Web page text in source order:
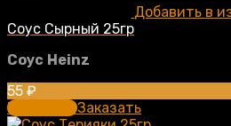
Добавить в
Соус Сырный 25гр
Соус Heinz
55 ₽
В корзинуЗаказать